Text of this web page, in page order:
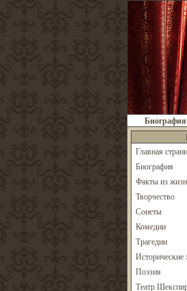
Биография
Главная
Биография
Факты из
Творчество
Сонеты
Комедии
Трагедии
Исторические
Поэзия
Театр